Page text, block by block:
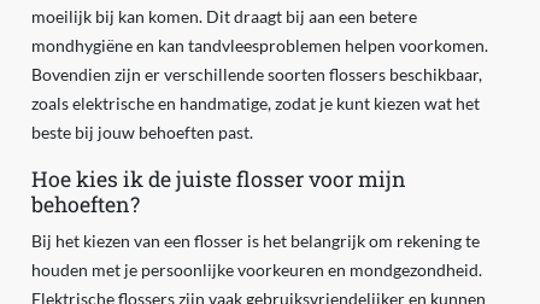
moeilijk bij kan komen. Dit draagt bij aan een betere
mondhygiëne en kan tandvleesproblemen helpen voorkomen.
Bovendien zijn er verschillende soorten flossers beschikbaar,
zoals elektrische en handmatige, zodat je kunt kiezen wat het
beste bij jouw behoeften past.
Hoe kies ik de juiste flosser voor mijn
behoeften?
Bij het kiezen van een flosser is het belangrijk om rekening te
houden met je persoonlijke voorkeuren en mondgezondheid.
Elektrische flossers zijn vaak gebruiksvriendelijker en kunnen